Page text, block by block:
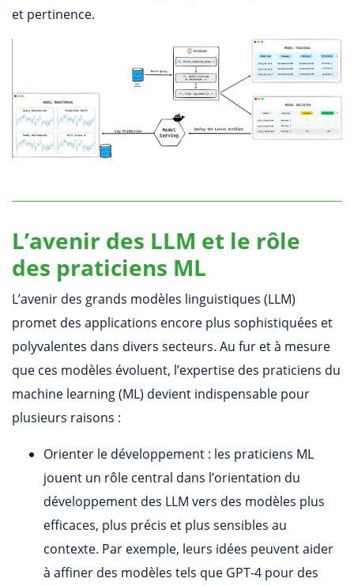
et pertinence.
L’avenir des LLM et le rôle
des praticiens ML
L’avenir des grands modèles linguistiques (LLM)
promet des applications encore plus sophistiquées et
polyvalentes dans divers secteurs. Au fur et à mesure
que ces modèles évoluent, l’expertise des praticiens du
machine learning (ML) devient indispensable pour
plusieurs raisons :
Orienter le développement : les praticiens ML
jouent un rôle central dans l’orientation du
développement des LLM vers des modèles plus
efficaces, plus précis et plus sensibles au
contexte. Par exemple, leurs idées peuvent aider
à affiner des modèles tels que GPT-4 pour des